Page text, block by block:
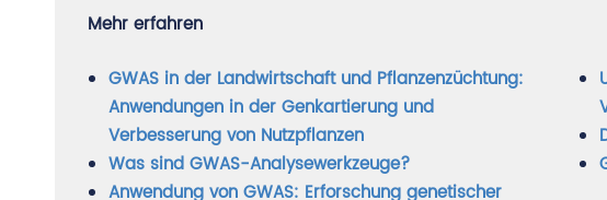
Mehr erfahren
GWAS in der Landwirtschaft und Pflanzenzüchtung:
Anwendungen in der Genkartierung und
Verbesserung von Nutzpflanzen
Was sind GWAS-Analysewerkzeuge?
Anwendung von GWAS: Erforschung genetischer